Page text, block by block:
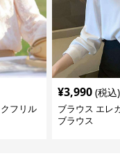
フリル
¥3,990 (税込)
ブラウス エレ
ブラウス